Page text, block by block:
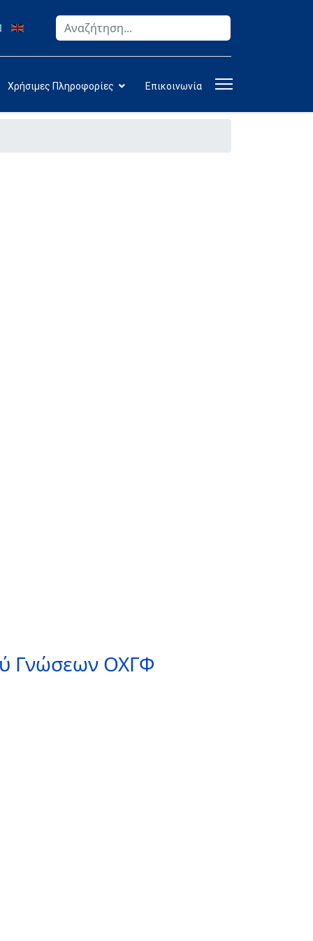
Αναζήτηση
Χρήσιμες Πληροφορίες Επικοινωνία
Γνώσεων ΟΧΓΦ